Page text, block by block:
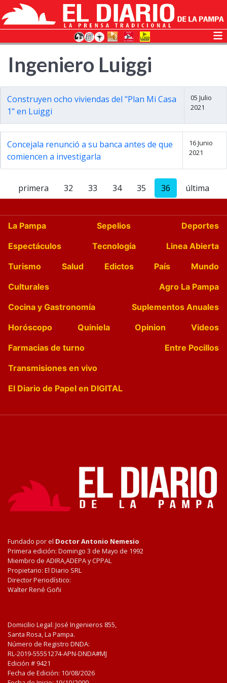
Ingeniero Luiggi
Construyen ocho viviendas del "Plan Mi Casa
1" en Luiggi
05 Julio
2021
Concejala renunció a su banca antes de que
comiencen a investigarla
16 Junio
2021
primera 32 33 34 35 36 última
La Pampa Sepelios
Deportes
Espectáculos
Tecnología
Linea Abierta
Turismo
Salud Edictos País
Mundo
Culturales
Agro La Pampa
Cocina y Gastronomía
Suplementos Anuales
Horóscopo
Quiniela Opinion
Videos
Farmacias de turno
Entre Pocillos
Transmisiones en vivo
El Diario de Papel en DIGITAL
Fundado por el Doctor Antonio Nemesio
Primera edición: Domingo 3 de Mayo de 1992
Miembro de ADIRA,ADEPA y CPPAL
Propietario: El Diario SRL
Director Periodístico:
Walter René Goñi
Domicilio Legal: José Ingenieros 855,
Santa Rosa, La Pampa.
Número de Registro DNDA:
RL-2019-55551274-APN-DNDA#MJ
Edición # 9421
Fecha de Edición: 10/08/2026